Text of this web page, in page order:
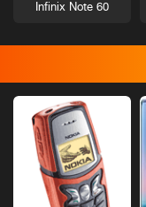
Infinix Note 60